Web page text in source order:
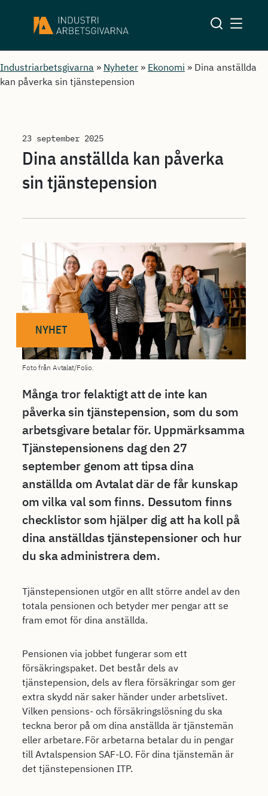
Industriarbetsgivarna » Nyheter » Ekonomi » Dina anställda
kan påverka sin tjänstepension
23 september 2025
Dina anställda kan påverka
sin tjänstepension
NYHET
Foto från Avtalat/Folio.
Många tror felaktigt att de inte kan
påverka sin tjänstepension, som du som
arbetsgivare betalar för. Uppmärksamma
Tjänstepensionens dag den 27
september genom att tipsa dina
anställda om Avtalat där de får kunskap
om vilka val som finns. Dessutom finns
checklistor som hjälper dig att ha koll på
dina anställdas tjänstepensioner och hur
du ska administrera dem.
Tjänstepensionen utgör en allt större andel av den
totala pensionen och betyder mer pengar att se
fram emot för dina anställda.
Pensionen via jobbet fungerar som ett
försäkringspaket. Det består dels av
tjänstepension, dels av flera försäkringar som ger
extra skydd när saker händer under arbetslivet.
Vilken pensions- och försäkringslösning du ska
teckna beror på om dina anställda är tjänstemän
eller arbetare. För arbetarna betalar du in pengar
till Avtalspension SAF-LO. För dina tjänstemän är
det tjänstepensionen ITP.